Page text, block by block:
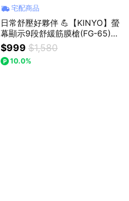
宅配商品
日常舒壓好夥伴 💪【KINYO】螢
幕顯示9段舒緩筋膜槍(FG-65)
送禮 禮物 日常 肩頸 舒緩 放鬆
$999 $1,580
10.0%